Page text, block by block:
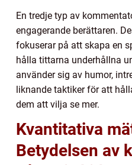
En tredje typ av
engagerande berättaren.
fokuserar på att skapa en
hålla tittarna underhållna
använder sig av humor,
liknande taktiker för att
dem att vilja se mer.
Kvantitativa
Betydelsen av